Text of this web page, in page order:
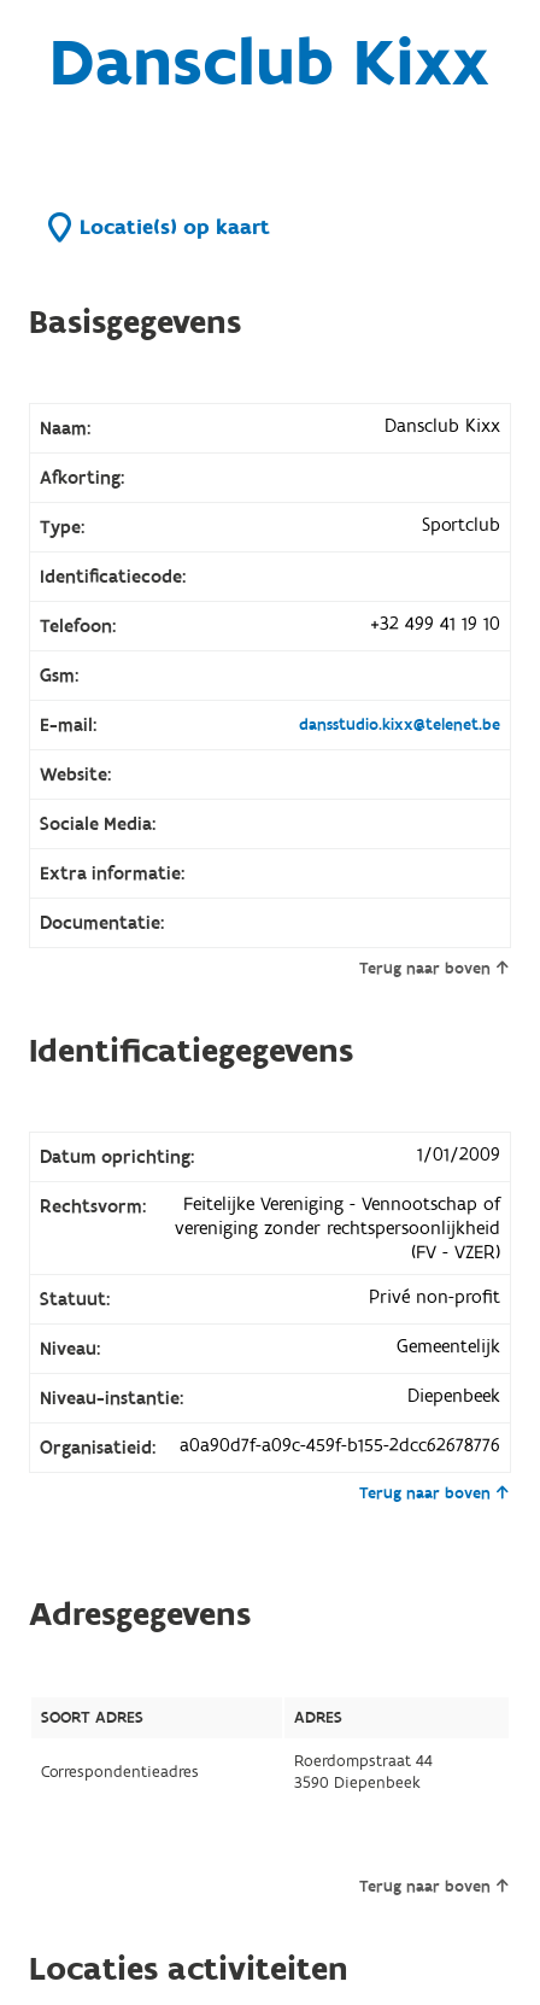
Dansclub Kixx
Locatie(s) op kaart
Basisgegevens
Naam: Dansclub Kixx
Afkorting:
Type: Sportclub
Identificatiecode:
Telefoon: +32 499 41 19 10
Gsm:
E-mail: dansstudio.kixx@telenet.be
Website:
Sociale Media:
Extra informatie:
Documentatie:
Terug naar boven
Identificatiegegevens
Datum oprichting: 1/01/2009
Rechtsvorm:
Feitelijke Vereniging - Vennootschap of
vereniging zonder rechtspersoonlijkheid
(FV - VZER)
Statuut:
Privé non-profit
Niveau: Gemeentelijk
Niveau-instantie: Diepenbeek
Organisatieid: a0a90d7f-a09c-459f-b155-2dcc62678776
Terug naar boven
Adresgegevens
SOORT ADRES ADRES
Correspondentieadres
Roerdompstraat 44
3590 Diepenbeek
Terug naar boven
Locaties activiteiten